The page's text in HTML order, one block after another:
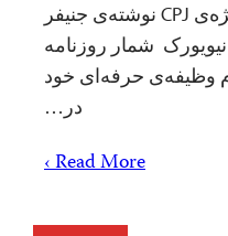
شدیدی داشت. گزارش ویژه‌ی CPJ نوشته‌ی جنیفر
دانهام ۲۲ دسامبر ۲۰۲۰ نیویورک شمار روزنامه
وظیفه‌‌ی حرفه‌‌ای خود
در…
Read More ›